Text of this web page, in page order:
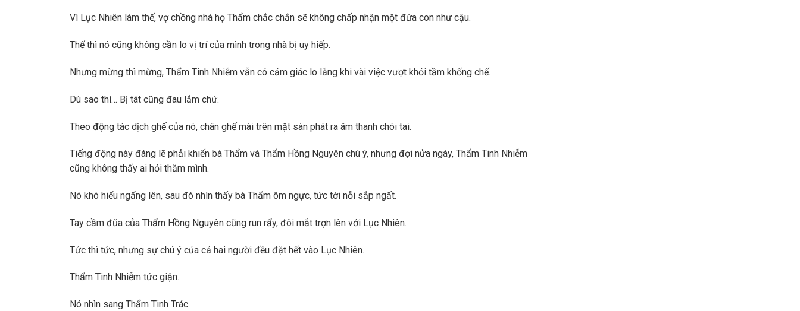
Vì Lục Nhiên làm thế, vợ chồng nhà họ Thẩm chắc chắn sẽ không chấp nhận một đứa con như cậu.
Thế thì nó cũng không cần lo vị trí của mình trong nhà bị uy hiếp.
Nhưng mừng thì mừng, Thẩm Tinh Nhiễm vẫn có cảm giác lo lắng khi vài việc vượt khỏi tầm khống chế.
Dù sao thì… Bị tát cũng đau lắm chứ.
Theo động tác dịch ghế của nó, chân ghế mài trên mặt sàn phát ra âm thanh chói tai.
Tiếng động này đáng lẽ phải khiến bà Thẩm và Thẩm Hồng Nguyên chú ý, nhưng đợi nửa ngày, Thẩm Tinh Nhiễm
cũng không thấy ai hỏi thăm mình.
Nó khó hiểu ngẩng lên, sau đó nhìn thấy bà Thẩm ôm ngực, tức tới nỗi sắp ngất.
Tay cầm đũa của Thẩm Hồng Nguyên cũng run rẩy, đôi mắt trợn lên với Lục Nhiên.
Tức thì tức, nhưng sự chú ý của cả hai người đều đặt hết vào Lục Nhiên.
Thẩm Tinh Nhiễm tức giận.
Nó nhìn sang Thẩm Tinh Trác.